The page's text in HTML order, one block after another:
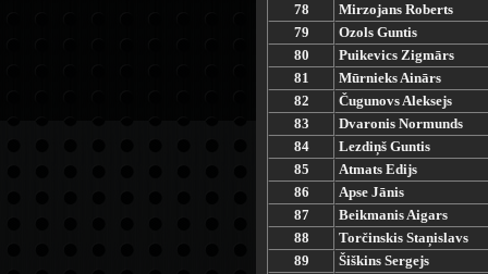
78
Mirzojans Roberts
79
Ozols Guntis
80
Puikevics Zigmārs
81
Mūrnieks Ainārs
82
Čugunovs Aleksejs
83
Dvaronis Normunds
84
Lezdiņš Guntis
85
Atmats Edijs
86
Apse Jānis
87
Beikmanis Aigars
88
Torčinskis Staņislavs
89
Šiškins Sergejs